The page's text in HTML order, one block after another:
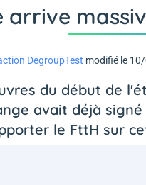
arrive
DegroupTest modifié le
du début de
avait déjà
le FttH sur